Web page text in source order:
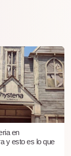
en
y esto es lo que